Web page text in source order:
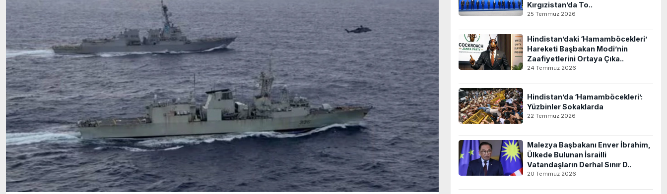
Kırgızistan’da To..
25 Temmuz 2026
Hindistan’daki ‘Hamamböcekleri’
Hareketi Başbakan Modi’nin
Zaafiyetlerini Ortaya Çıka..
24 Temmuz 2026
Hindistan’da ‘Hamamböcekleri’:
Yüzbinler Sokaklarda
22 Temmuz 2026
Malezya Başbakanı Enver İbrahim,
Ülkede Bulunan İsrailli
Vatandaşların Derhal Sınır D..
20 Temmuz 2026